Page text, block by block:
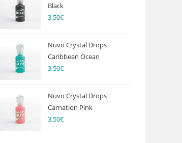
Black
3,50€
Nuvo Crystal Drops
Caribbean Ocean
3,50€
Nuvo Crystal Drops
Carnation Pink
3,50€